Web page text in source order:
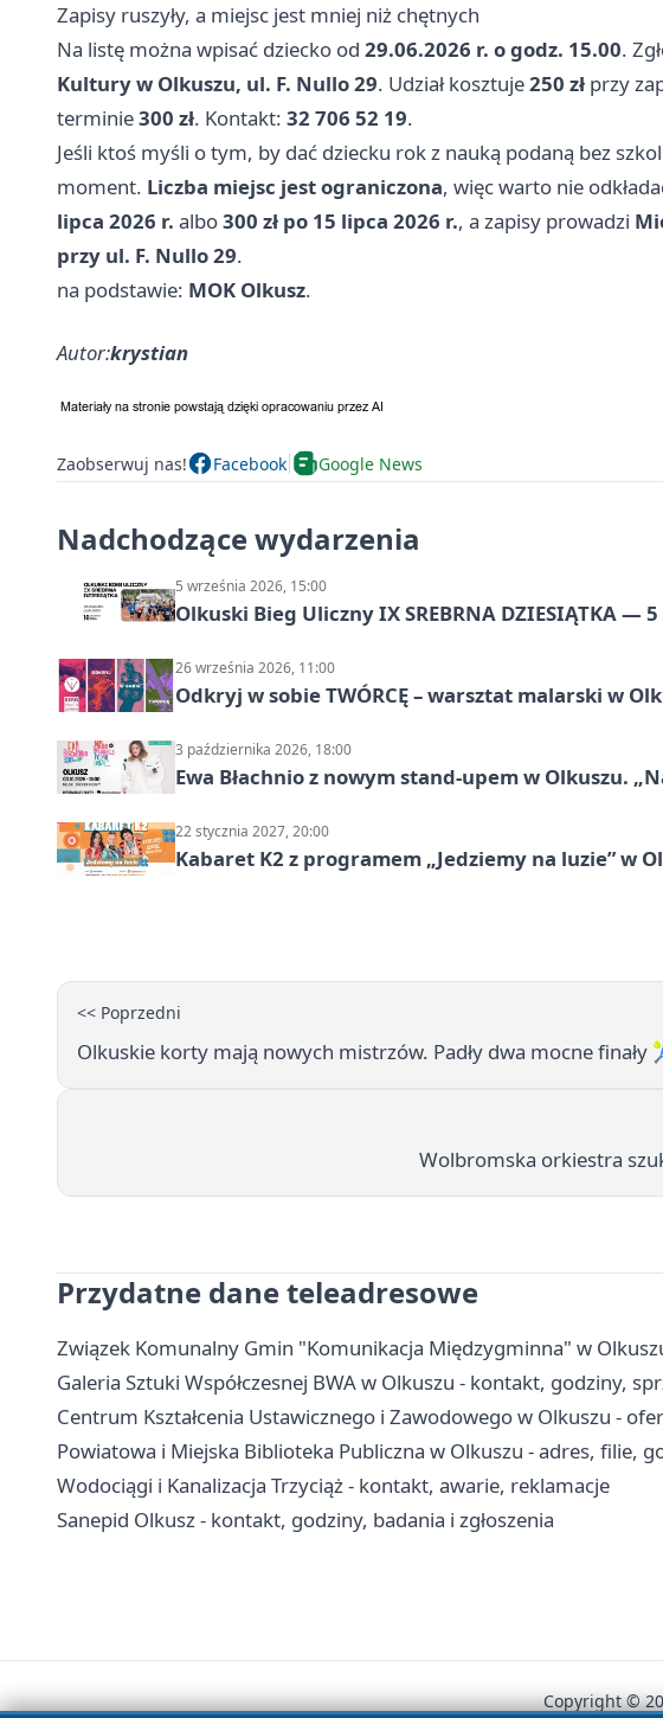
Zapisy ruszyły, a miejsc jest mniej niż chętnych
Na listę można wpisać dziecko od 29.06.2026 r. o godz. 15.00.
Kultury w Olkuszu, ul. F. Nullo 29. Udział kosztuje250 zł przy
terminie300 zł. Kontakt: 32 706 52 19.
Jeśli ktoś myśli o tym, by dać dziecku rok z nauką podaną bez
moment. Liczba miejsc jest ograniczona, więc warto nie
lipca 2026 r. albo300 zł po 15 lipca 2026 r., a zapisy prowadzi
przy ul. F. Nullo 29.
na podstawie: MOK Olkusz.
Autor:krystian
Zaobserwuj nas! Facebook Google News
Nadchodzące wydarzenia
5 września 2026, 15:00
Olkuski Bieg Uliczny IX SREBRNA DZIESIĄTKA —
26 września 2026, 11:00
Odkryj w sobie TWÓRCĘ – warsztat malarski w
3 października 2026, 18:00
Ewa Błachnio z nowym stand-upem w Olkuszu.
22 stycznia 2027, 20:00
Kabaret K2 z programem „Jedziemy na luzie” w
<< Poprzedni
Olkuskie korty mają nowych mistrzów. Padły dwa mocne finały
Wolbromska orkiestra
Przydatne dane teleadresowe
Związek Komunalny Gmin "Komunikacja Międzygminna" w
Galeria Sztuki Współczesnej BWA w Olkuszu - kontakt, godziny,
Centrum Kształcenia Ustawicznego i Zawodowego w Olkuszu -
Powiatowa i Miejska Biblioteka Publiczna w Olkuszu - adres, filie,
Wodociągi i Kanalizacja Trzyciąż - kontakt, awarie, reklamacje
Sanepid Olkusz - kontakt, godziny, badania i zgłoszenia
Copyright ©